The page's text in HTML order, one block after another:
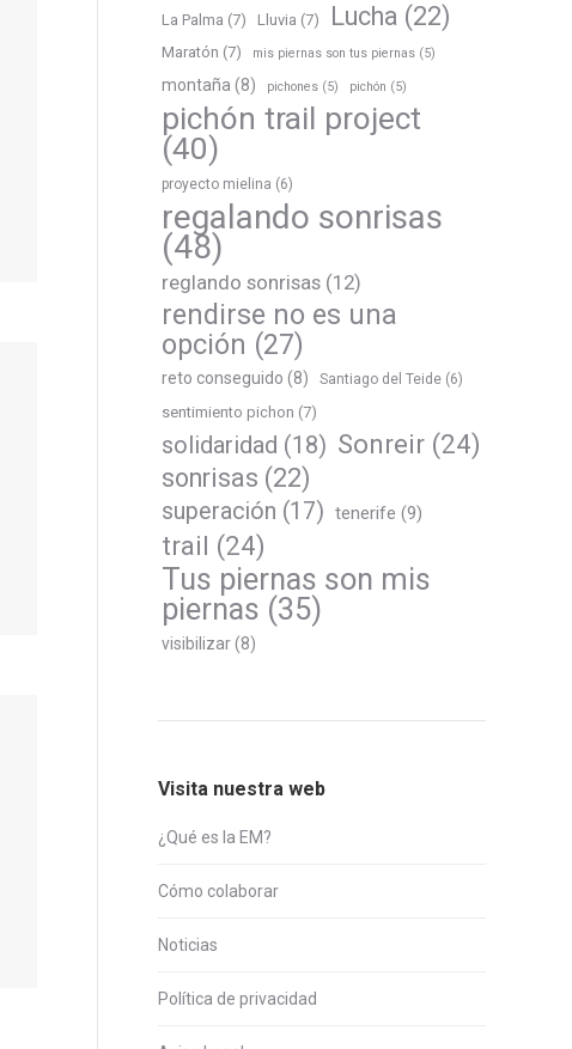
La Palma (7) Lluvia (7) Lucha (22)
Maratón (7) mis piernas son tus piernas (5)
montaña (8) pichones (5) pichón (5)
pichón trail project
(40)
proyecto mielina (6)
regalando sonrisas
(48)
reglando sonrisas (12)
rendirse no es una
opción (27)
reto conseguido (8) Santiago del Teide (6)
sentimiento pichon (7)
solidaridad (18) Sonreir (24)
sonrisas (22)
superación (17) tenerife (9)
trail (24)
Tus piernas son mis
piernas (35)
visibilizar(8)
Visita nuestra web
¿Qué es la EM?
Cómo colaborar
Noticias
Política de privacidad